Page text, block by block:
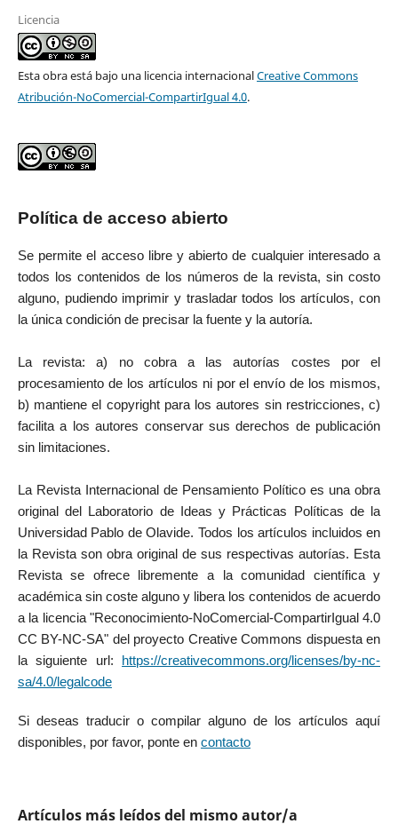
Licencia
Esta obra está bajo una licencia internacionalCreative Commons
Atribución-NoComercial-CompartirIgual 4.0.
Política de acceso abierto
Se permite el acceso libre y abierto de cualquier interesado a
todos los contenidos de los números de la revista, sin costo
alguno, pudiendo imprimir y trasladar todos los artículos, con
la única condición de precisar la fuente y la autoría.
La revista: a) no cobra a las autorías costes por el
procesamiento de los artículos ni por el envío de los mismos,
b) mantiene el copyright para los autores sin restricciones, c)
facilita a los autores conservar sus derechos de publicación
sin limitaciones.
La Revista Internacional de Pensamiento Político es una obra
original del Laboratorio de Ideas y Prácticas Políticas de la
Universidad Pablo de Olavide. Todos los artículos incluidos en
la Revista son obra original de sus respectivas autorías. Esta
Revista se ofrece libremente a la comunidad científica y
académica sin coste alguno y libera los contenidos de acuerdo
a la licencia "Reconocimiento-NoComercial-CompartirIgual 4.0
CC BY-NC-SA" del proyecto Creative Commons dispuesta en
la siguiente url:
https://creativecommons.org/licenses/by-nc-
sa/4.0/legalcode
Si deseas traducir o compilar alguno de los artículos aquí
disponibles, por favor, ponte en contacto
Artículos más leídos del mismo autor/a